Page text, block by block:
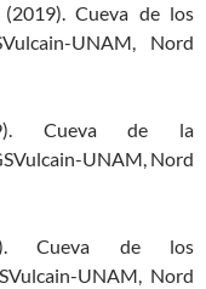
Cueva de los
UNAM, Nord
Cueva de la
UNAM, Nord
Cueva de los
UNAM, Nord